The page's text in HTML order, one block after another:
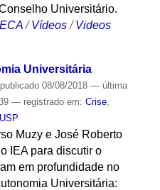
Universitário.
/Vídeos /Videos
Universitária
publicado08/08/2018 — última
— registrado em: Crise,
USP
Muzy e José Roberto
IEA para discutir o
em profundidade no
Universitária: